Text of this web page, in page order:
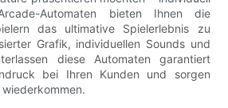
Automaten bieten Ihnen die
das ultimative Spielerlebnis zu
Grafik, individuellen Sounds und
diese Automaten garantiert
bei Ihren Kunden und sorgen